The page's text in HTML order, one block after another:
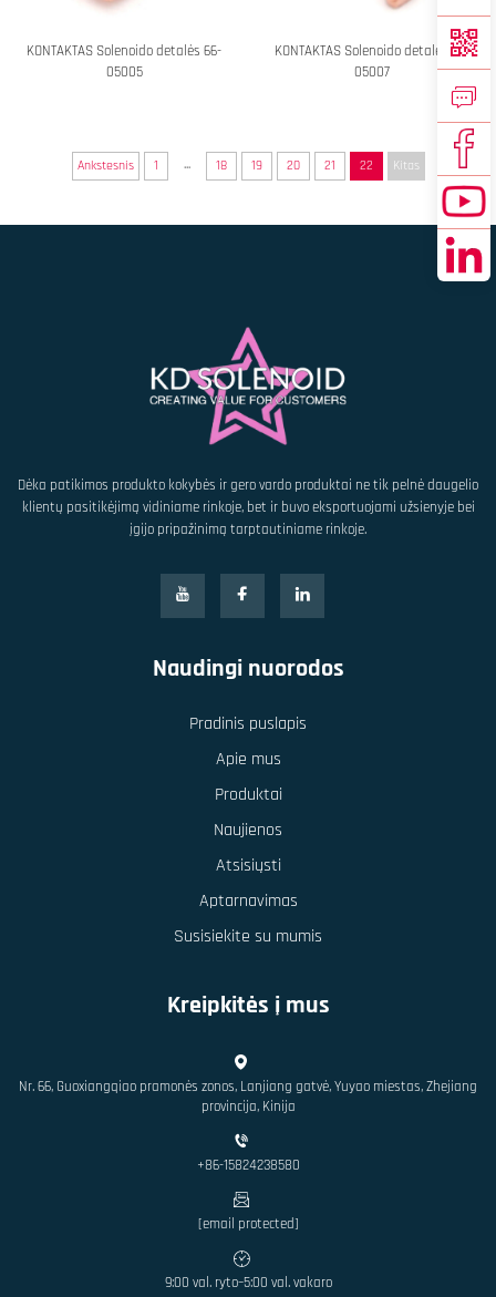
KONTAKTAS Solenoido detalės 66-
05005
KONTAKTAS Solenoido detalės 66-
05007
Ankstesnis 1 ... 18 19 20 21 22 Kitas
Dėka patikimos produkto kokybės ir gero vardo produktai ne tik pelnė daugelio
klientų pasitikėjimą vidiniame rinkoje, bet ir buvo eksportuojami užsienyje bei
įgijo pripažinimą tarptautiniame rinkoje.
Naudingi nuorodos
Pradinis puslapis
Apie mus
Produktai
Naujienos
Atsisiųsti
Aptarnavimas
Susisiekite su mumis
Kreipkitės į mus
Nr. 66, Guoxiangqiao pramonės zonos, Lanjiang gatvė, Yuyao miestas, Zhejiang
provincija, Kinija
+86-15824238580
[email protected]
9:00 val. ryto–5:00 val. vakaro